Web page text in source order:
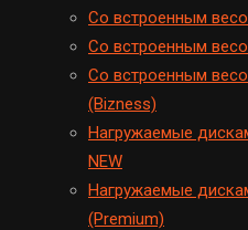
Cо встроенным
Со встроенным
Cо встроенным
(Bizness)
Hагружаемые
NEW
Нагружаемые
(Premium)